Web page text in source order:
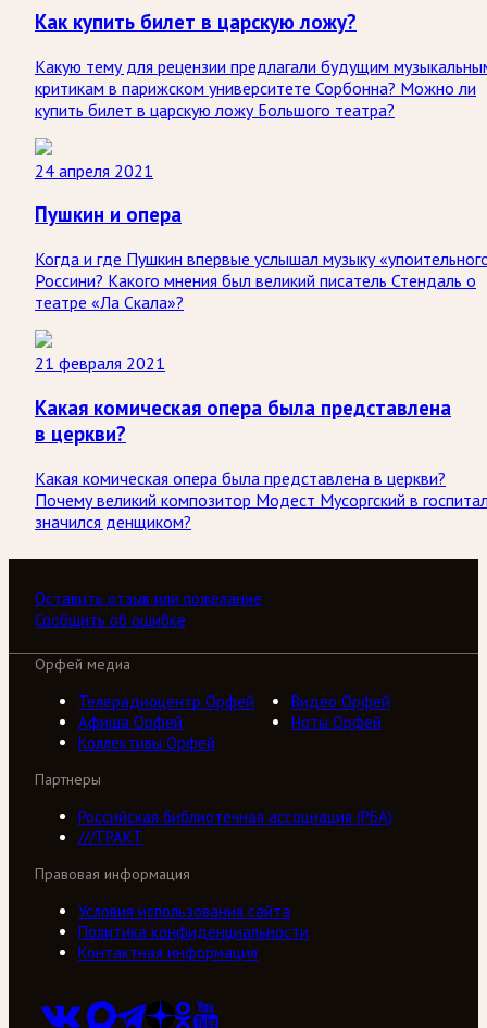
Как купить билет в царскую ложу?
Какую тему для рецензии предлагали будущим
критикам в парижском университете Сорбонна? Можно ли
купить билет в царскую ложу Большого театра?
24 апреля 2021
Пушкин и опера
Когда и где Пушкин впервые услышал музыку
Россини? Какого мнения был великий писатель Стендаль о
театре «Ла Скала»?
21 февраля 2021
Какая комическая опера была представлена
в церкви?
Какая комическая опера была представлена в церкви?
Почему великий композитор Модест Мусоргский в
значился денщиком?
Оставить отзыв или пожелание
Сообщить об ошибке
Орфей медиа
Телерадиоцентр Орфей
Видео Орфей
Афиша Орфей
Ноты Орфей
Коллективы Орфей
Партнеры
Российская библиотечная ассоциация (РБА)
///ТРАКТ
Правовая информация
Условия использования сайта
Политика конфиденциальности
Контактная информация